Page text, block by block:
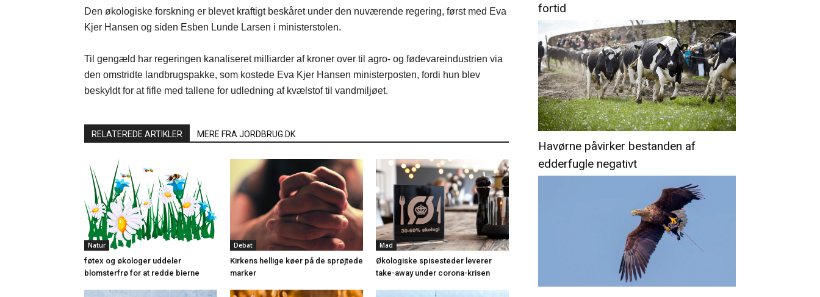
Den økologiske forskning er blevet kraftigt beskåret under den nuværende regering, først med Eva
Kjer Hansen og siden Esben Lunde Larsen i ministerstolen.
Til gengæld har regeringen kanaliseret milliarder af kroner over til agro- og fødevareindustrien via
den omstridte landbrugspakke, som kostede Eva Kjer Hansen ministerposten, fordi hun blev
beskyldt for at fifle med tallene for udledning af kvælstof til vandmiljøet.
RELATEREDE ARTIKLER MERE FRA JORDBRUG.DK
Natur
føtex og økologer uddeler
blomsterfrø for at redde bierne
Debat
Kirkens hellige køer på de sprøjtede
marker
Mad
Økologiske spisesteder leverer
take-away under corona-krisen
fortid
Havørne påvirker bestanden af
edderfugle negativt